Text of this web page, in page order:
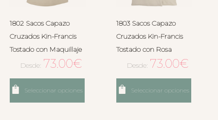
1802 Sacos Capazo
Cruzados Kin-Francis
Tostado con Maquillaje
Desde: 73.00€
Seleccionar opciones
1803 Sacos Capazo
Cruzados Kin-Francis
Tostado con Rosa
Desde: 73.00€
Seleccionar opciones